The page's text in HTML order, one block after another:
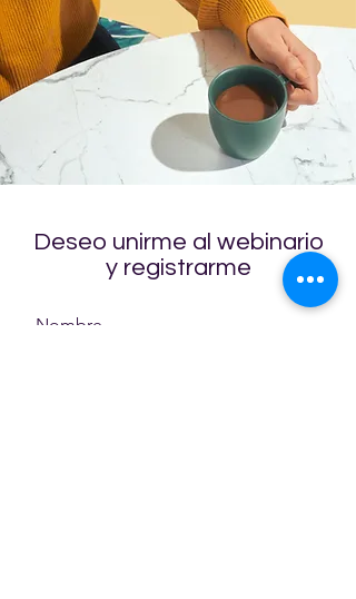
Deseo unirme al webinario
y registrarme
Nombre